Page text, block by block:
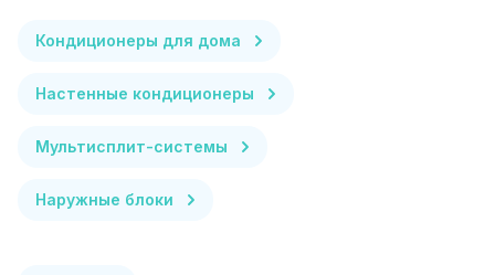
Кондиционеры для дома
Настенные кондиционеры
Мультисплит-системы
Наружные блоки